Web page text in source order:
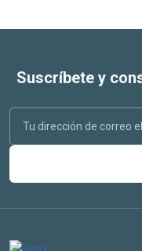
Suscríbete y